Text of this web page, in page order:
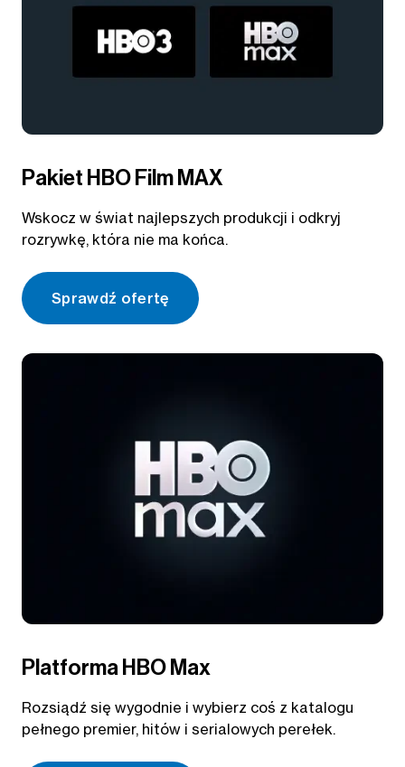
Pakiet HBO Film MAX
Wskocz w świat najlepszych produkcji i odkryj
rozrywkę, która nie ma końca.
Sprawdź ofertę
Platforma HBO Max
Rozsiądź się wygodnie i wybierz coś z katalogu
pełnego premier, hitów i serialowych perełek.